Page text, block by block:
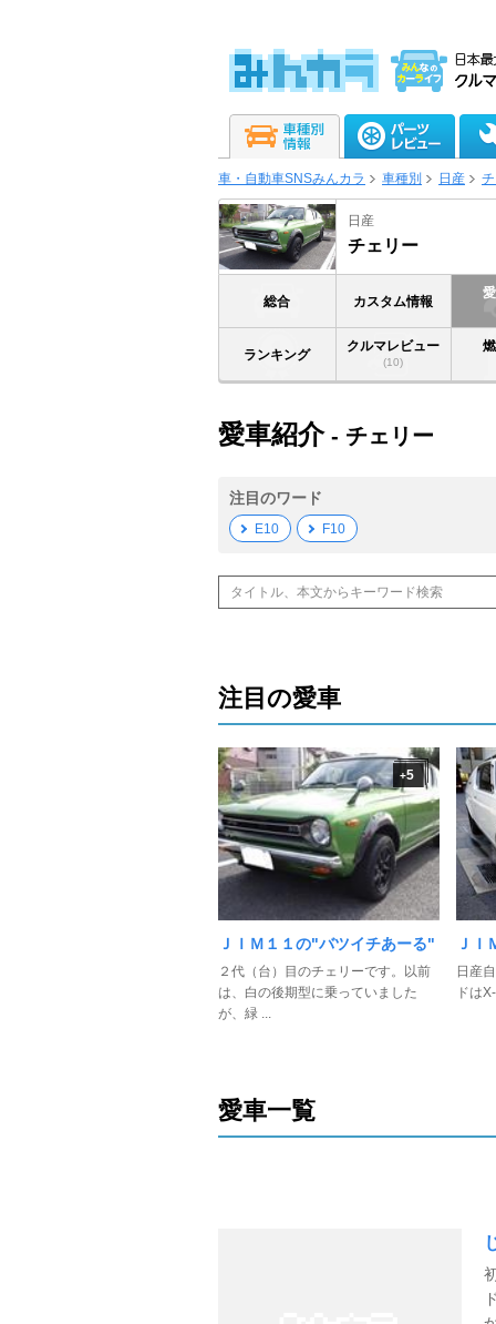
車・自動車SNSみんカラ 車種別 日産
日産
チェリー
総合 カスタム情報
ランキング
クルマレビュー
(10)
愛車紹介- チェリー
注目のワード
E10 F10
注目の愛車
+5
ＪＩＭ１１の"バツイチあーる"
２代（台）目のチェリーです。以前
は、白の後期型に乗っていました
が、緑 ...
ＪＩ
日産
ドは
愛車一覧